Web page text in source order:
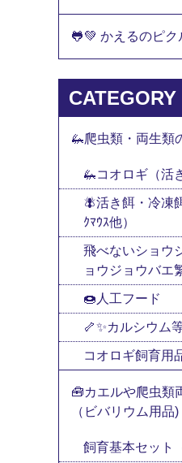
🐸💚 かえるのピク
CATEGORY
🦗爬虫類・両生類
🦗コオロギ（活
🪰活き餌・冷凍
ｸﾏｳｽ他）
飛べないショウ
ョウジョウバエ
🍩人工フード
🦴✨カルシウム
コオロギ飼育用
🧰カエルや爬虫類
（ビバリウム用品)
飼育基本セット